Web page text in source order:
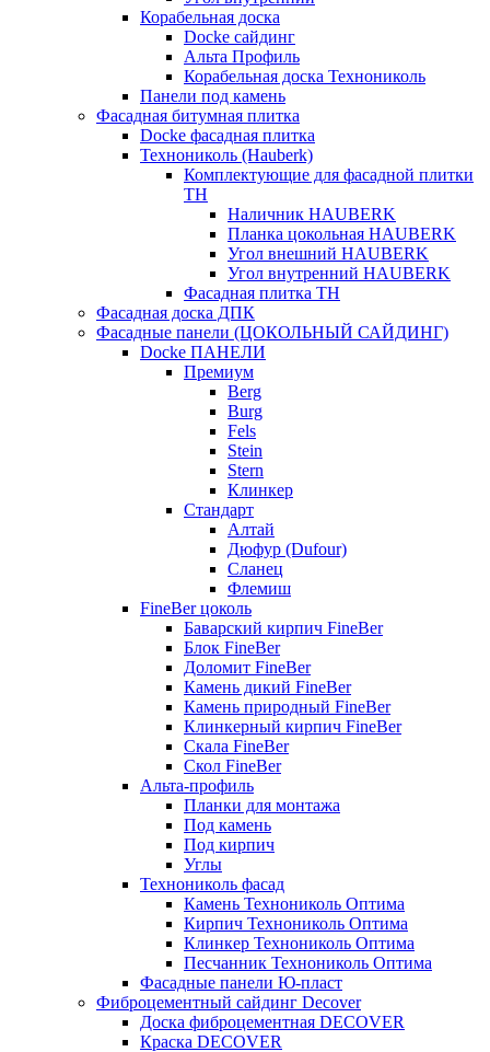
Корабельная доска
Docke сайдинг
Альта Профиль
Корабельная доска Технониколь
Панели под камень
Фасадная битумная плитка
Docke фасадная плитка
Технониколь (Hauberk)
Комплектующие для фасадной плитки
ТН
Наличник HAUBERK
Планка цокольная HAUBERK
Угол внешний HAUBERK
Угол внутренний HAUBERK
Фасадная плитка ТН
Фасадная доска ДПК
Фасадные панели (ЦОКОЛЬНЫЙ САЙДИНГ)
Docke ПАНЕЛИ
Премиум
Berg
Burg
Fels
Stein
Stern
Клинкер
Стандарт
Алтай
Дюфур (Dufour)
Сланец
Флемиш
FineBer цоколь
Баварский кирпич FineBer
Блок FineBer
Доломит FineBer
Камень дикий FineBer
Камень природный FineBer
Клинкерный кирпич FineBer
Скала FineBer
Скол FineBer
Альта-профиль
Планки для монтажа
Под камень
Под кирпич
Углы
Технониколь фасад
Камень Технониколь Оптима
Кирпич Технониколь Оптима
Клинкер Технониколь Оптима
Песчанник Технониколь Оптима
Фасадные панели Ю-пласт
Фиброцементный сайдинг Decover
Доска фиброцементная DECOVER
Краска DECOVER